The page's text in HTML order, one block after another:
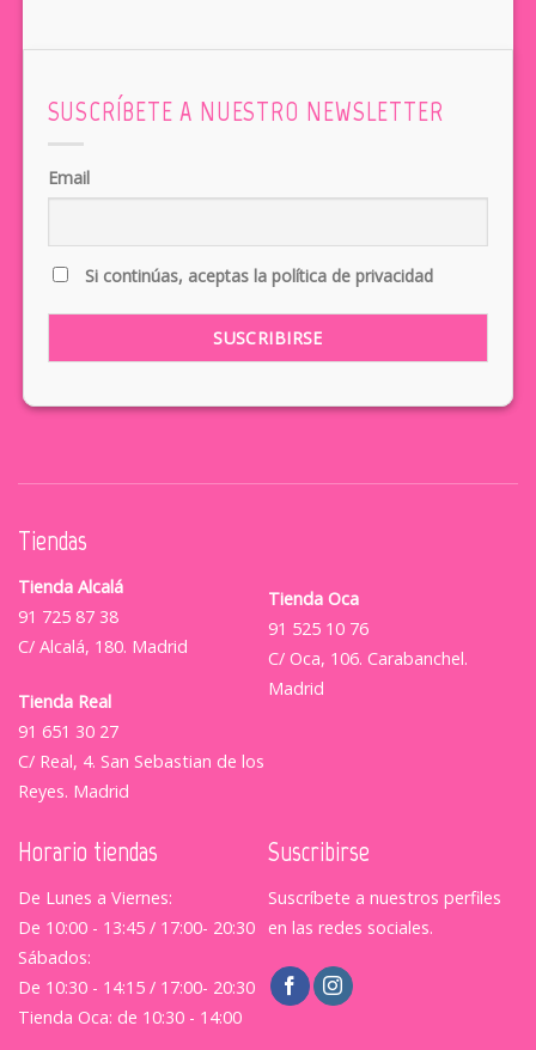
SUSCRÍBETE A NUESTRO NEWSLETTER
Email
Si continúas, aceptas la política de privacidad
Tiendas
Tienda Alcalá
91 725 87 38
C/ Alcalá, 180. Madrid
Tienda Real
91 651 30 27
C/ Real, 4. San Sebastian de los
Reyes. Madrid
Tienda Oca
91 525 10 76
C/ Oca, 106. Carabanchel.
Madrid
Horario tiendas
De Lunes a Viernes:
De 10:00 - 13:45 / 17:00- 20:30
Sábados:
De 10:30 - 14:15 / 17:00- 20:30
Tienda Oca: de 10:30 - 14:00
Suscribirse
Suscríbete a nuestros perfiles
en las redes sociales.